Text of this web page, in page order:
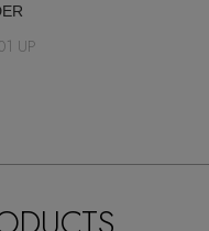
UP